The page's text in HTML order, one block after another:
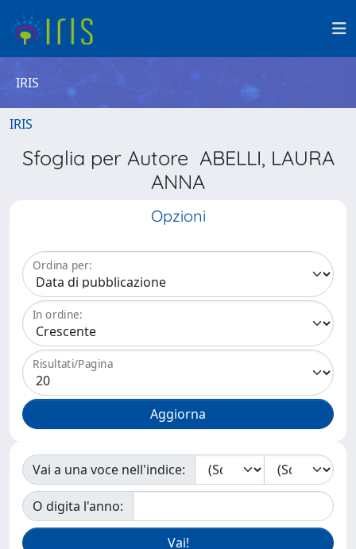
IRIS
IRIS
Sfoglia per Autore ABELLI, LAURA
ANNA
Opzioni
Ordina per:
In ordine:
Risultati/Pagina
Vai a una voce nell'indice:
O digita l'anno: